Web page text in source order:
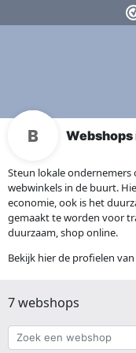
Webshops
Steun lokale
webwinkels in de buurt.
economie, ook is het
gemaakt te worden voor
duurzaam, shop online.
Bekijk hier de profielen
7 webshops
Zoek
een